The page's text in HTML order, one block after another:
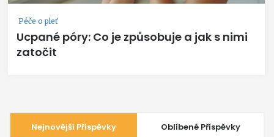
Péče o pleť
Ucpané póry: Co je způsobuje a jak s nimi
zatočit
Nejnovější Příspěvky Oblíbené Příspěvky